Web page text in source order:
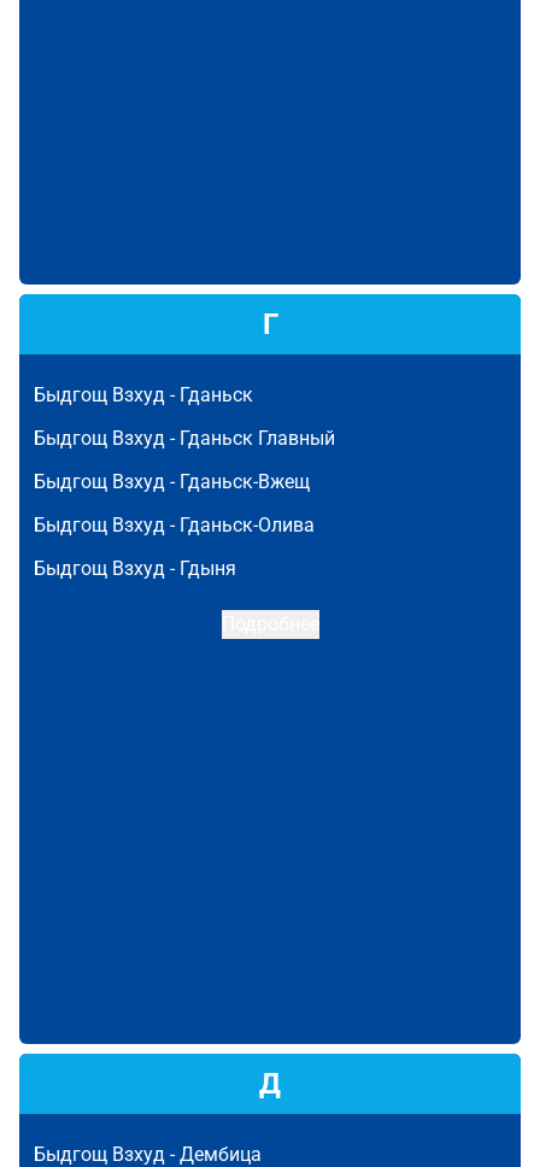
Г
Быдгощ Взхуд - Гданьск
Быдгощ Взхуд - Гданьск Главный
Быдгощ Взхуд - Гданьск-Вжещ
Быдгощ Взхуд - Гданьск-Олива
Быдгощ Взхуд - Гдыня
Д
Быдгощ Взхуд -Дембица